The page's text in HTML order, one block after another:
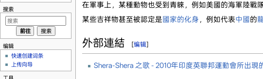
在軍事上，某種動物也受到青睞，例如美國的海軍陸戰
某些吉祥物甚至被認定是國家的化身 ，例如代表中國的
外部連結 [编辑]
Shera-Shera 之歌 - 2010年印度英聯邦運動會所出
搜索
编辑
快速创建词条
上传向导